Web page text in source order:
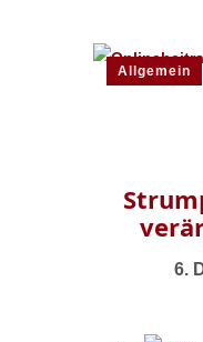
Allgemein
6.